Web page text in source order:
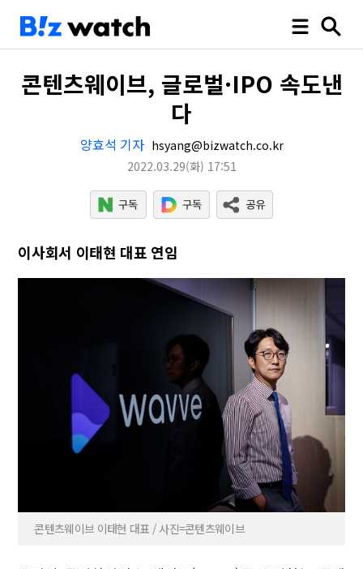
콘텐츠웨이브, 글로벌·IPO 속도낸
다
양효석 기자 hsyang@bizwatch.co.kr
2022.03.29(화) 17:51
이사회서 이태현 대표 연임
콘텐츠웨이브 이태현 대표 / 사진=콘텐츠웨이브